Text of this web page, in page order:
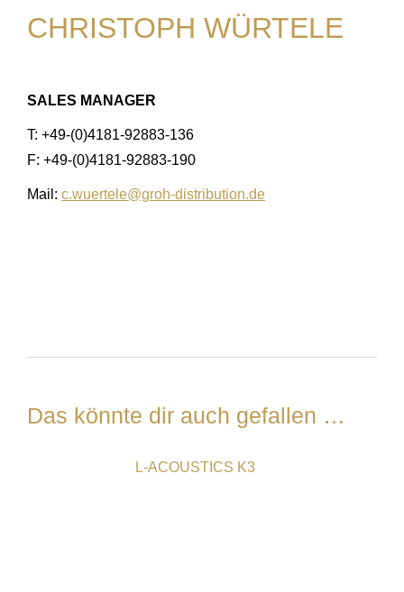
CHRISTOPH WÜRTELE
SALES MANAGER
T: +49-(0)4181-92883-136
F: +49-(0)4181-92883-190
Mail: c.wuertele@groh-distribution.de
Das könnte dir auch gefallen …
L-ACOUSTICS K3